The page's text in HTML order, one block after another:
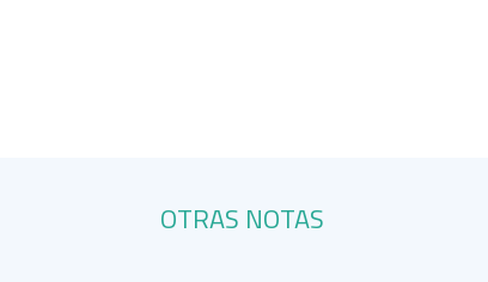
OTRAS NOTAS